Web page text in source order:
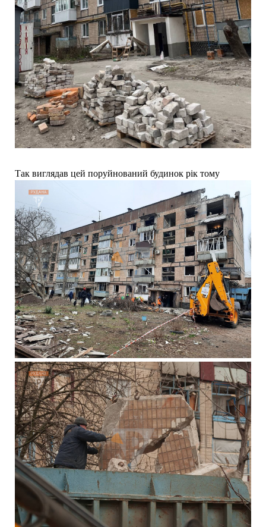
Так виглядав цей поруйнований будинок рік тому